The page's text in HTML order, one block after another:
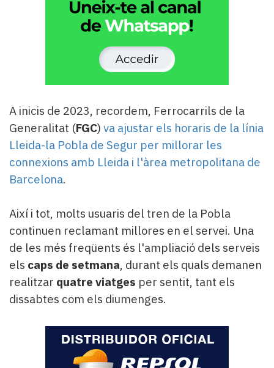
A inicis de 2023, recordem, Ferrocarrils de la
Generalitat (FGC) va ajustar els horaris de la línia
Lleida-la Pobla de Segur per millorar les
connexions amb Lleida i l'àrea metropolitana de
Barcelona.
Així i tot, molts usuaris del tren de la Pobla
continuen reclamant millores en el servei. Una
de les més freqüents és l'ampliació dels serveis
els caps de setmana, durant els quals demanen
realitzar quatre viatges per sentit, tant els
dissabtes com els diumenges.